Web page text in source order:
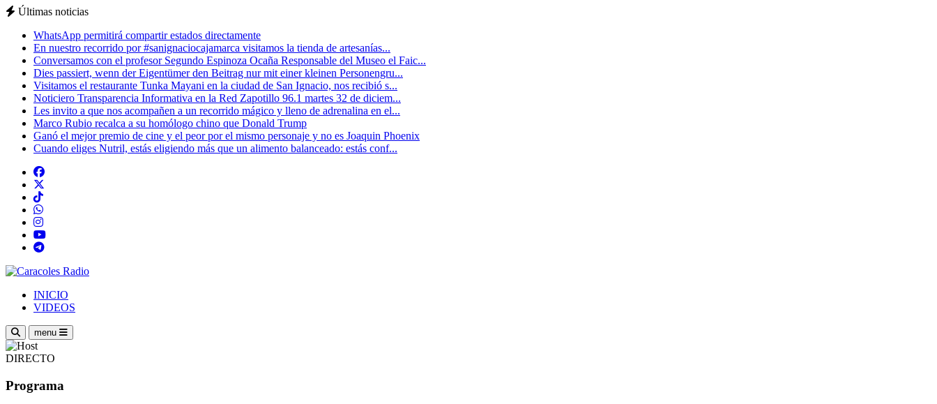
Últimas noticias
WhatsApp permitirá compartir estados directamente
En nuestro recorrido por #sanignaciocajamarca visitamos la tienda de artesanías...
Conversamos con el profesor Segundo Espinoza Ocaña Responsable del Museo el Faic...
Dies passiert, wenn der Eigentümer den Beitrag nur mit einer kleinen Personengru...
Visitamos el restaurante Tunka Mayani en la ciudad de San Ignacio, nos recibió s...
Noticiero Transparencia Informativa en la Red Zapotillo 96.1 martes 32 de diciem...
Les invito a que nos acompañen a un recorrido mágico y lleno de adrenalina en el...
Marco Rubio recalca a su homólogo chino que Donald Trump
Ganó el mejor premio de cine y el peor por el mismo personaje y no es Joaquin Phoenix
Cuando eliges Nutril, estás eligiendo más que un alimento balanceado: estás conf...
INICIO
VIDEOS
menu
DIRECTO
Programa